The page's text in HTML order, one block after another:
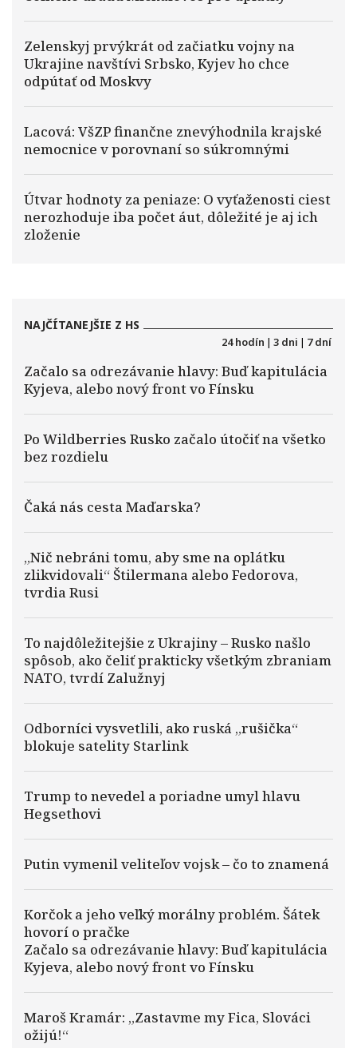
Zelenskyj prvýkrát od začiatku vojny na
Ukrajine navštívi Srbsko, Kyjev ho chce
odpútať od Moskvy
Lacová: VšZP finančne znevýhodnila krajské
nemocnice v porovnaní so súkromnými
Útvar hodnoty za peniaze: O vyťaženosti ciest
nerozhoduje iba počet áut, dôležité je aj ich
zloženie
NAJČÍTANEJŠIE Z HS
24 hodín | 3 dni | 7 dní
Začalo sa odrezávanie hlavy: Buď kapitulácia
Kyjeva, alebo nový front vo Fínsku
Po Wildberries Rusko začalo útočiť na všetko
bez rozdielu
Čaká nás cesta Maďarska?
„Nič nebráni tomu, aby sme na oplátku
zlikvidovali“ Štilermana alebo Fedorova,
tvrdia Rusi
To najdôležitejšie z Ukrajiny – Rusko našlo
spôsob, ako čeliť prakticky všetkým zbraniam
NATO, tvrdí Zalužnyj
Odborníci vysvetlili, ako ruská „rušička“
blokuje satelity Starlink
Trump to nevedel a poriadne umyl hlavu
Hegsethovi
Putin vymenil veliteľov vojsk – čo to znamená
Korčok a jeho veľký morálny problém. Šátek
hovorí o pračke
Začalo sa odrezávanie hlavy: Buď kapitulácia
Kyjeva, alebo nový front vo Fínsku
Maroš Kramár: „Zastavme my Fica, Slováci
ožijú!“